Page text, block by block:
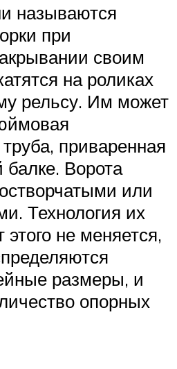
называются
при
своим
на роликах
рельсу. Им может
приваренная
балке. Ворота
или
Технология их
этого не меняется,
размеры, и
опорных